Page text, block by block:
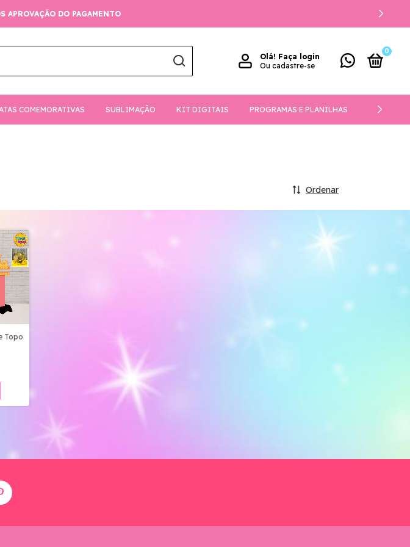
APROVAÇÃO DO PAGAMENTO
Olá! Faça login
Ou cadastre-se
0
COMEMORATIVAS SUBLIMAÇÃO KIT DIGITAIS PROGRAMAS E PLANILHAS
Ordenar
Topo